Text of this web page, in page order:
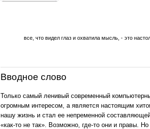
все, что видел глаз и охватила мысль, - это
Вводное слово
Только самый ленивый современный
огромным интересом, а является настоящим
нашу жизнь и стал ее непременной
«как-то не так». Возможно, где-то они и правы.